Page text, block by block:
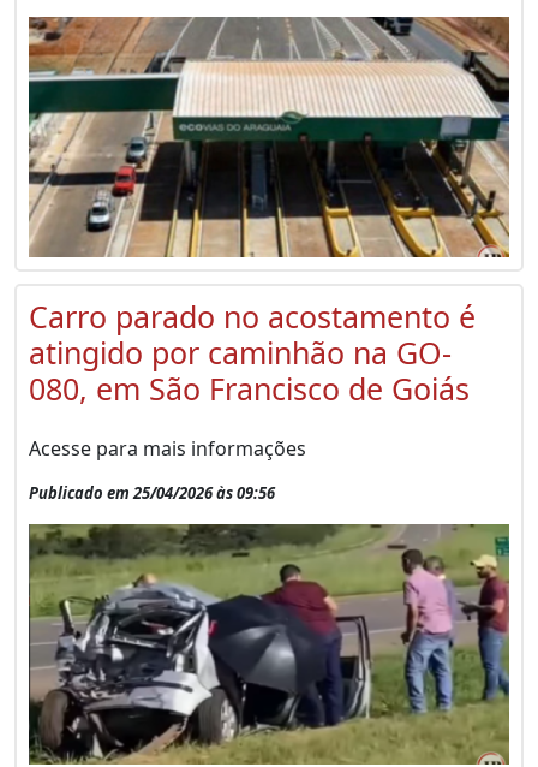
Carro parado no acostamento é
atingido por caminhão na GO-
080, em São Francisco de Goiás
Acesse para mais informações
Publicado em 25/04/2026 às 09:56